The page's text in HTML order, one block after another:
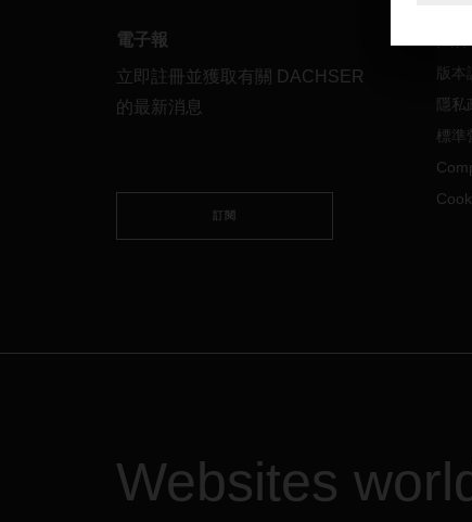
電子報
立即註冊並獲取有關 DACHSER
的最新消息
訂閱
版本
隱私
標準
Websites